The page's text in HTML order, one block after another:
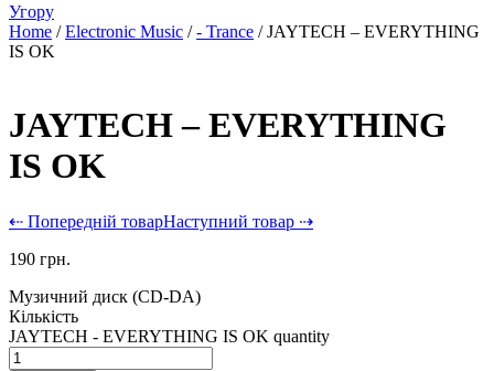
Угору
Home /Electronic Music /- Trance / JAYTECH – EVERYTHING
IS OK
JAYTECH – EVERYTHING
IS OK
⇠ Попередній товарНаступний товар ⇢
190 грн.
Музичний диск (CD-DA)
Кількість
JAYTECH - EVERYTHING IS OK quantity